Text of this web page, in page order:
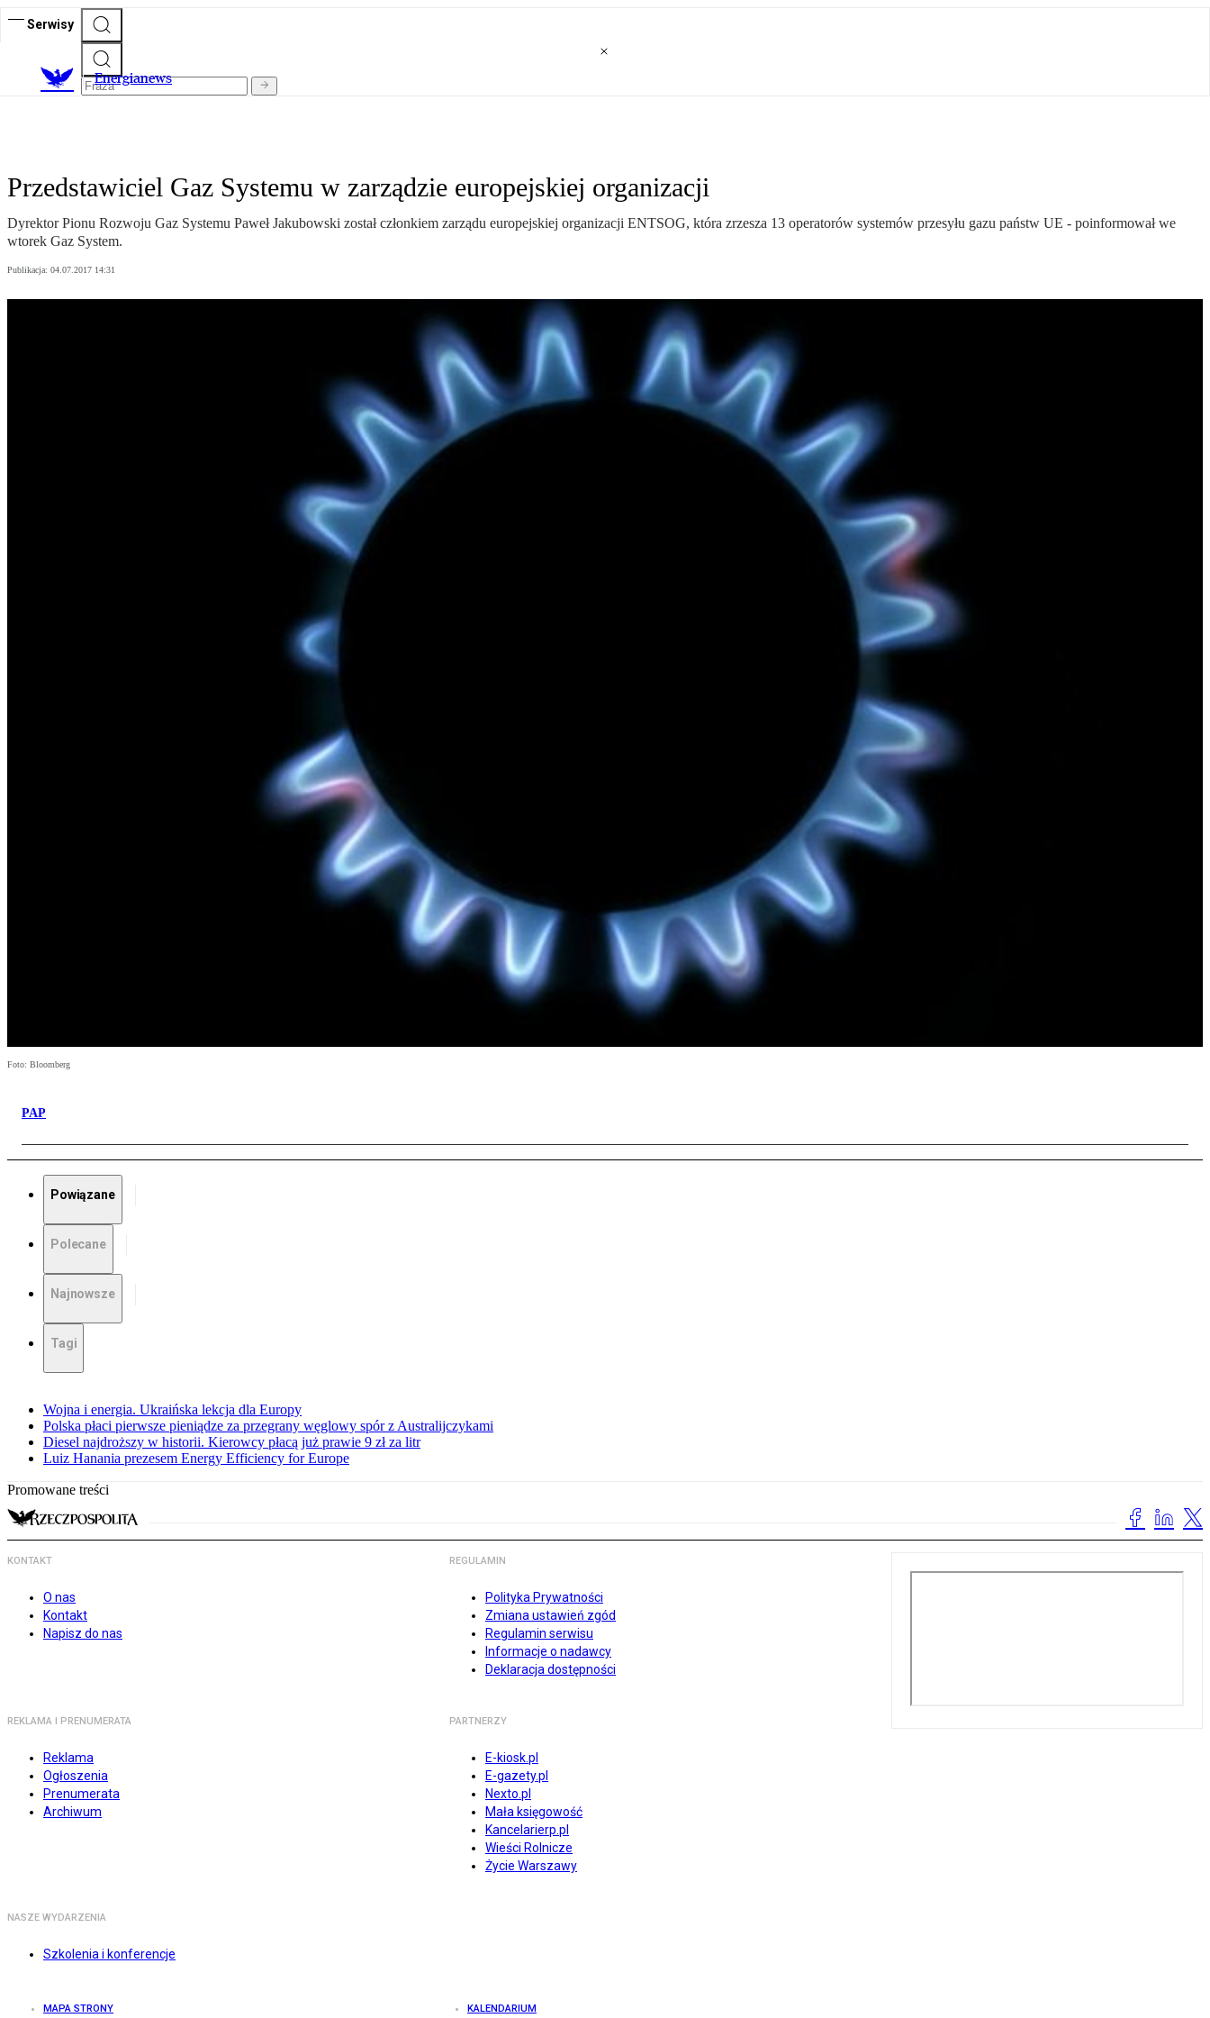
Serwisy
Energianews
Przedstawiciel Gaz Systemu w zarządzie europejskiej organizacji
Dyrektor Pionu Rozwoju Gaz Systemu Paweł Jakubowski został członkiem zarządu europejskiej organizacji ENTSOG, która zrzesza 13 operatorów systemów przesyłu gazu państw UE - poinformował we
wtorek Gaz System.
Publikacja: 04.07.2017 14:31
Foto: Bloomberg
PAP
Powiązane
Polecane
Najnowsze
Tagi
Wojna i energia. Ukraińska lekcja dla Europy
Polska płaci pierwsze pieniądze za przegrany węglowy spór z Australijczykami
Diesel najdroższy w historii. Kierowcy płacą już prawie 9 zł za litr
Luiz Hanania prezesem Energy Efficiency for Europe
Promowane treści
KONTAKT
O nas
Kontakt
Napisz do nas
REGULAMIN
Polityka Prywatności
Zmiana ustawień zgód
Regulamin serwisu
Informacje o nadawcy
Deklaracja dostępności
REKLAMA I PRENUMERATA
Reklama
Ogłoszenia
Prenumerata
Archiwum
PARTNERZY
E-kiosk.pl
E-gazety.pl
Nexto.pl
Mała księgowość
Kancelarierp.pl
Wieści Rolnicze
Życie Warszawy
NASZE WYDARZENIA
Szkolenia i konferencje
MAPA STRONY KALENDARIUM